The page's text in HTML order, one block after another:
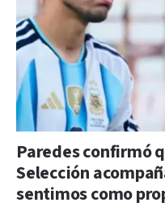
Paredes confirmó
Selección
sentimos como